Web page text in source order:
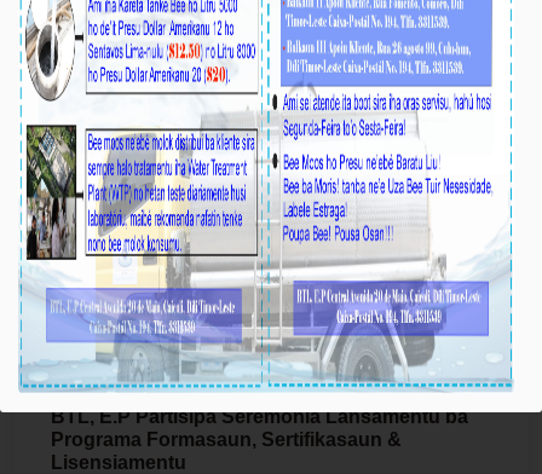
BTL, E.P Partisipa Seremónia Lansamentu ba
Programa Formasaun, Sertifikasaun &
Lisensiamentu